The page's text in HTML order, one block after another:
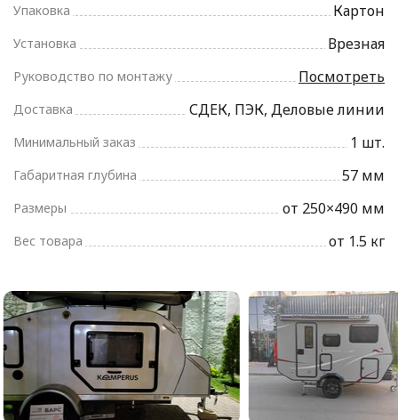
Упаковка Картон
Установка Врезная
Руководство по монтажу Посмотреть
Доставка СДЕК, ПЭК, Деловые линии
Минимальный заказ 1 шт.
Габаритная глубина 57 мм
Размеры от 250×490 мм
Вес товара от 1.5 кг